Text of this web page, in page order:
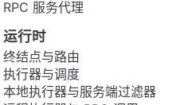
RPC 服务代理
运行时
终结点与路由
执行器与调度
本地执行器与服务端过滤器